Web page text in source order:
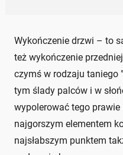
Wykończenie drzwi – to
też wykończenie
czymś w rodzaju taniego
tym ślady palców i w
wypolerować tego
najgorszym elementem
najsłabszym punktem